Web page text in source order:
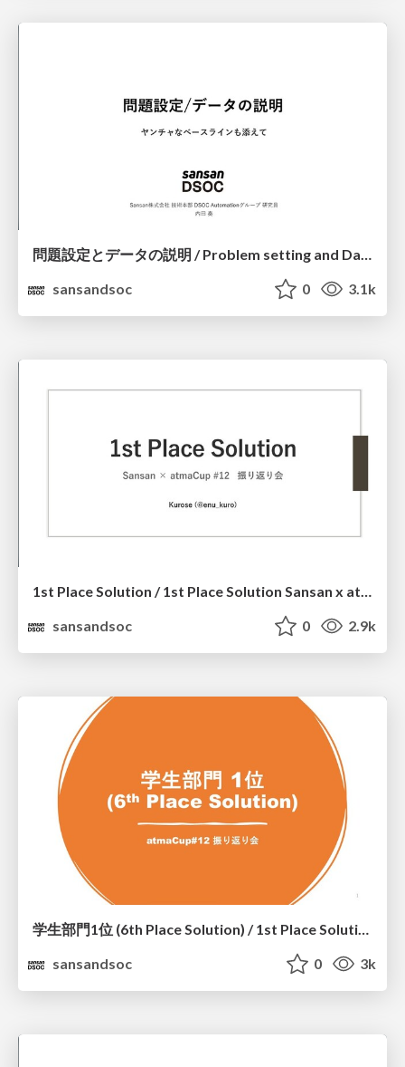
問題設定とデータの説明 / Problem setting and Data description_Sansan x atmaCup #12
sansandsoc
0 3.1k
1st Place Solution / 1st Place Solution Sansan x atmaCup #12
sansandsoc
0 2.9k
学生部門1位 (6th Place Solution) / 1st Place Solution in The Student Category (6th Place Solution)
sansandsoc
0 3k